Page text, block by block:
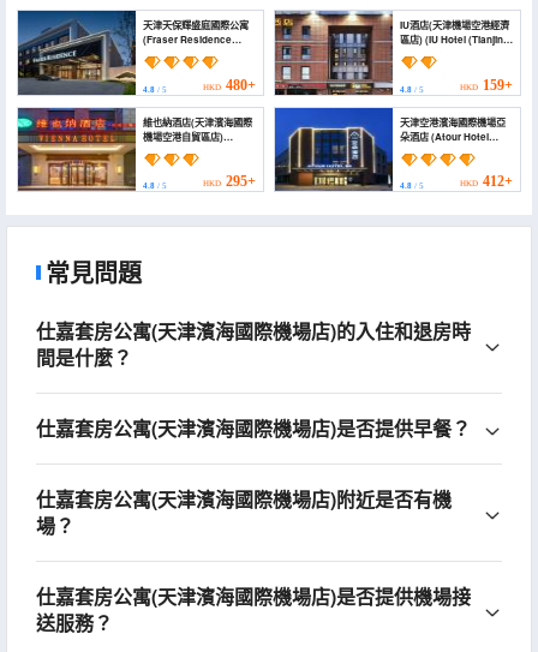
天津天保輝盛庭國際公寓
(Fraser Residence
Tianjin)
4.8 / 5 HKD 480+
IU酒店(天津機場空港經濟
區店) (IU Hotel (Tianjin
Airport Economic
Zone))
4.8/ 5 HKD 159+
維也納酒店(天津濱海國際
機場空港自貿區店)
(Vienna Hotel (Tianjin
Binhai International
Airport, Free Trade
Zone))
4.8 / 5 HKD 295+
天津空港濱海國際機場亞
朵酒店 (Atour Hotel
(Tianjin Binhai
International Airport))
4.8/ 5 HKD 412+
常見問題
仕嘉套房公寓(天津濱海國際機場店)的入住和退房時
間是什麼？
仕嘉套房公寓(天津濱海國際機場店)是否提供早餐？
仕嘉套房公寓(天津濱海國際機場店)附近是否有機
場？
仕嘉套房公寓(天津濱海國際機場店)是否提供機場接
送服務？